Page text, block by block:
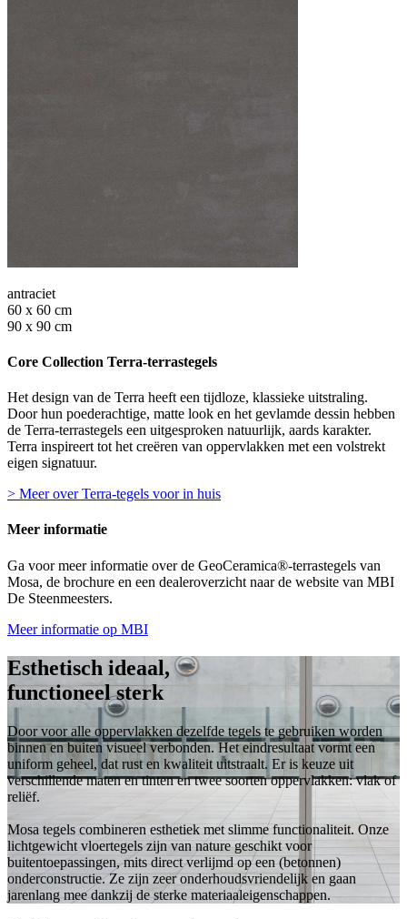
antraciet
60 x 60 cm
90 x 90 cm
Core Collection Terra-terrastegels
Het design van de Terra heeft een tijdloze, klassieke uitstraling.
Door hun poederachtige, matte look en het gevlamde dessin hebben
de Terra-terrastegels een uitgesproken natuurlijk, aards karakter.
Terra inspireert tot het creëren van oppervlakken met een volstrekt
eigen signatuur.
> Meer over Terra-tegels voor in huis
Meer informatie
Ga voor meer informatie over de GeoCeramica®-terrastegels van
Mosa, de brochure en een dealeroverzicht naar de website van MBI
De Steenmeesters.
Meer informatie op MBI
Esthetisch ideaal,
functioneel sterk
Door voor alle oppervlakken dezelfde tegels te gebruiken worden
binnen en buiten visueel verbonden. Het eindresultaat vormt een
uniform geheel, dat rust en kwaliteit uitstraalt. Er is keuze uit
verschillende maten en tinten en twee soorten oppervlakken: vlak of
reliëf.
Mosa tegels combineren esthetiek met slimme functionaliteit. Onze
lichtgewicht vloertegels zijn van nature geschikt voor
buitentoepassingen, mits direct verlijmd op een (betonnen)
onderconstructie. Ze zijn zeer onderhoudsvriendelijk en gaan
jarenlang mee dankzij de sterke materiaaleigenschappen.